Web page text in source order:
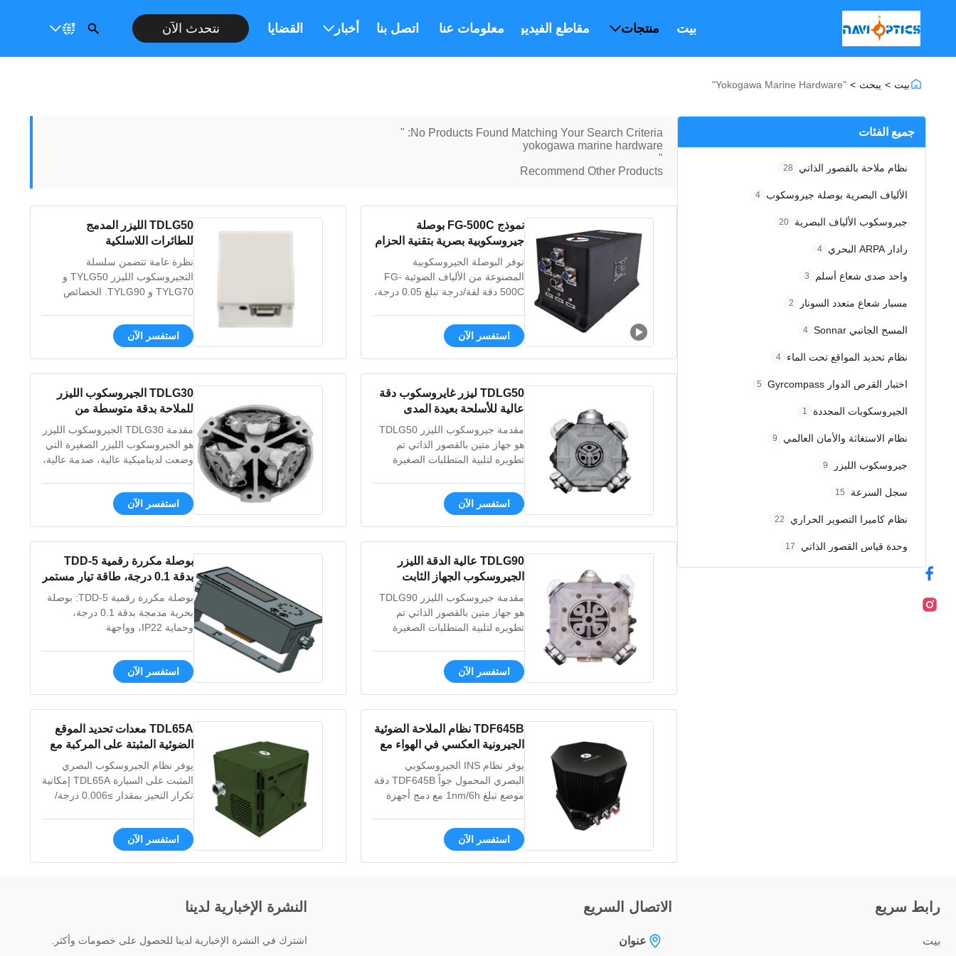
بيت منتجات مقاطع الفيديو معلومات عنا اتصل بنا أخبار القضايا نتحدث الآن
بيت > يبحث >
"yokogawa Marine Hardware"
جميع الفئات
نظام ملاحة بالقصور الذاتي 28
الألياف البصرية بوصلة جيروسكوب 4
جيروسكوب الألياف البصرية 20
رادار ARPA البحري 4
واحد صدى شعاع أسلم 3
مسبار شعاع متعدد السونار 2
المسح الجانبي Sonnar 4
نظام تحديد المواقع تحت الماء 4
اختبار القرص الدوار Gyrcompass 5
الجيروسكوبات المجددة 1
نظام الاستغاثة والأمان العالمي 9
جيروسكوب الليزر 9
سجل السرعة 15
نظام كاميرا التصوير الحراري 22
وحدة قياس القصور الذاتي 17
No Products Found Matching Your Search Criteria: "
yokogawa marine hardware
"
Recommend Other Products
نموذج FG-500C بوصلة
جيروسكوبية بصرية بتقنية الحزام
السريع الاستجابة والصيانة
المجانية للسفن
توفر البوصلة الجيروسكوبية
المصنوعة من الألياف الضوئية FG-
500C دقة لفة/درجة تبلغ 0.05 درجة،
استفسر الآن
TDLG50 الليزر المدمج
للطائرات اللاسلكية
نظرة عامة تتضمن سلسلة
التجيروسكوب الليزر TYLG50 و
TYLG70 و TYLG90. الخصائص
ومكافحة الصدمات ومكافحة الاهتزاز.
الصناعية المتوسطة والعالية. السمات
التع...
استفسر الآن
TDLG50 ليزر غايروسكوب دقة
عالية للأسلحة بعيدة المدى
مقدمة جيروسكوب الليزر TDLG50
هو جهاز متين بالقصور الذاتي تم
تطويره لتلبية المتطلبات الصغيرة
ويعتمد نفس التصميم وطريق العملية.
والكهرومغناطيسية 4، صغ...
استفسر الآن
TDLG30 الجيروسكوب الليزر
للملاحة بدقة متوسطة من
الصواريخ التكتيكية قصيرة المدى
مقدمة TDLG30 الجيروسكوب الليزر
هو الجيروسكوب الليزر الصغيرة التي
وضعت لديناميكية عالية، صدمة عالية،
تعزيز يجعل المنتج مضغوطة وقوية،
3غير ح...
استفسر الآن
TDLG90 عالية الدقة الليزر
الجيروسكوب الجهاز الثابت
مقدمة جيروسكوب الليزر TDLG90
هو جهاز متين بالقصور الذاتي تم
تطويره لتلبية المتطلبات الصغيرة
ويعتمد نفس التصميم وطريق العملية.
والكهرومغناطيسية 4، صغ...
استفسر الآن
بوصلة مكررة رقمية TDD-5
بدقة 0.1 درجة، طاقة تيار مستمر
24 فولت، وواجهة
RS422/RS232 لملاحة السفن
بوصلة مكررة رقمية TDD-5: بوصلة
بحرية مدمجة بدقة 0.1 درجة،
وحماية IP22، وواجهة
للتعديل من أجل نقل موثوق للرأس.
استفسر الآن
TDF645B نظام الملاحة الضوئية
الجيرونية العكسي في الهواء مع
ساعة MTBF ، و Fusion Multi-
sensor
يوفر نظام INS الجيروسكوبي
البصري المحمول جواً TDF645B دقة
موضع تبلغ 1nm/6h مع دمج أجهزة
مئوية إلى 60 درجة مئوية، وتدعماستفسر الآن
TDL65A معدات تحديد الموقع
الضوئية المثبتة على المركبة مع
معدل زاوية ≥±400 ° / ثانية ،
تكرار التحيز ≤0.006 ° / ساعة
والوزن < 6kg
يوفر نظام الجيروسكوب البصري
المثبت على السيارة TDL65A إمكانية
تكرار التحيز بمقدار ≥0.006 درجة/
وعداد المسافات للدبابات والطائرات
20,000 ساعة MTBF.
استفسر الآن
رابط سريع
بيت
الاتصال السريع
عنوان
النشرة الإخبارية لدينا
اشترك في النشرة الإخبارية لدينا للحصول على خصومات وأكثر.